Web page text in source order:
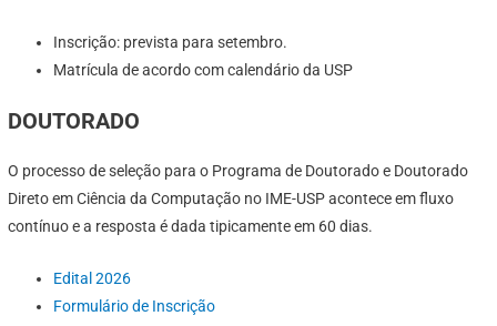
Inscrição: prevista para setembro.
Matrícula de acordo com calendário da USP
DOUTORADO
O processo de seleção para o Programa de Doutorado e Doutorado
Direto em Ciência da Computação no IME-USP acontece em fluxo
contínuo e a resposta é dada tipicamente em 60 dias.
Edital 2026
Formulário de Inscrição